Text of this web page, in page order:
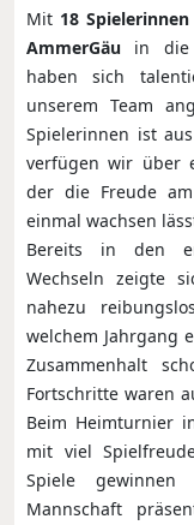
Mit 18 Spielerinnen
AmmerGäu in die
haben sich
unserem Team
Spielerinnen ist
verfügen wir über
der die Freude
einmal wachsen
Bereits in den
Wechseln zeigte
nahezu
welchem Jahrgang
Zusammenhalt
Fortschritte waren
Beim Heimturnier
mit viel
Spiele
Mannschaft